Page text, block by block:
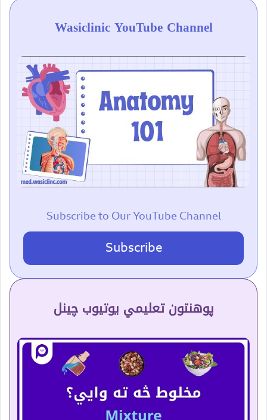
Wasiclinic YouTube Channel
Subscribe to Our YouTube Channel
Subscribe
پوهنتون تعلیمي یوتیوب چینل